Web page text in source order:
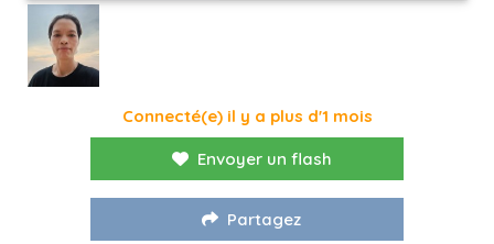
Connecté(e) il y a plus d'1 mois
Envoyer un flash
Partagez